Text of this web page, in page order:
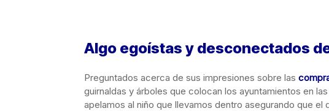
Algo egoístas y desconectados
Preguntados acerca de sus impresiones sobre las
guirnaldas y árboles que colocan los ayuntamientos en
apelamos al niño que llevamos dentro asegurando que el